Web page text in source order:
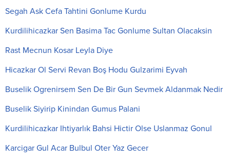
Segah Ask Cefa Tahtini Gonlume Kurdu
Kurdilihicazkar Sen Basima Tac Gonlume Sultan Olacaksin
Rast Mecnun Kosar Leyla Diye
Hicazkar Ol Servi Revan Boş Hodu Gulzarimi Eyvah
Buselik Ogrenirsem Sen De Bir Gun Sevmek Aldanmak Nedir
Buselik Siyirip Kinindan Gumus Palani
Kurdilihicazkar Ihtiyarlık Bahsi Hictir Olse Uslanmaz Gonul
Karcigar Gul Acar Bulbul Oter Yaz Gecer